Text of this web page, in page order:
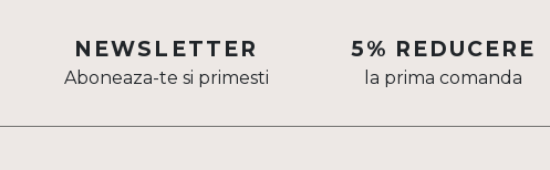
CARATAJ
14K
NEWSLETTER
Aboneaza-te si primesti
5% REDUCERE
la prima comanda